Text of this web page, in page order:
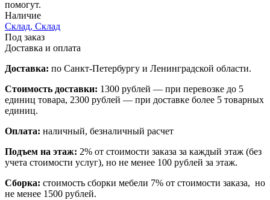
помогут.
Наличие
Склад, Склад
Под заказ
Доставка и оплата
Доставка: по Санкт-Петербургу и Ленинградской области.
Стоимость доставки: 1300 рублей — при перевозке до 5
единиц товара, 2300 рублей — при доставке более 5 товарных
единиц.
Оплата: наличный, безналичный расчет
Подъем на этаж: 2% от стоимости заказа за каждый этаж (без
учета стоимости услуг), но не менее 100 рублей за этаж.
Сборка: стоимость сборки мебели 7% от стоимости заказа, но
не менее 1500 рублей.